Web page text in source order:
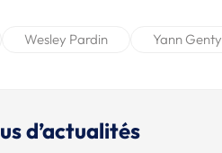
Wesley Pardin Yann Genty
d’actualités